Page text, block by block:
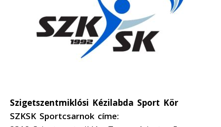
Szigetszentmiklósi Kézilabda Sport Kör
SZKSK Sportcsarnok címe: